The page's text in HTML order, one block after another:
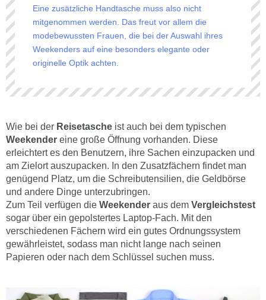
Eine zusätzliche Handtasche muss also nicht
mitgenommen werden. Das freut vor allem die
modebewussten Frauen, die bei der Auswahl ihres
Weekenders auf eine besonders elegante oder
originelle Optik achten.
Wie bei der Reisetasche ist auch bei dem typischen
Weekender eine große Öffnung vorhanden. Diese
erleichtert es den Benutzern, ihre Sachen einzupacken und
am Zielort auszupacken. In den Zusatzfächern findet man
genügend Platz, um die Schreibutensilien, die Geldbörse
und andere Dinge unterzubringen.
Zum Teil verfügen die Weekender aus dem Vergleichstest
sogar über ein gepolstertes Laptop-Fach. Mit den
verschiedenen Fächern wird ein gutes Ordnungssystem
gewährleistet, sodass man nicht lange nach seinen
Papieren oder nach dem Schlüssel suchen muss.